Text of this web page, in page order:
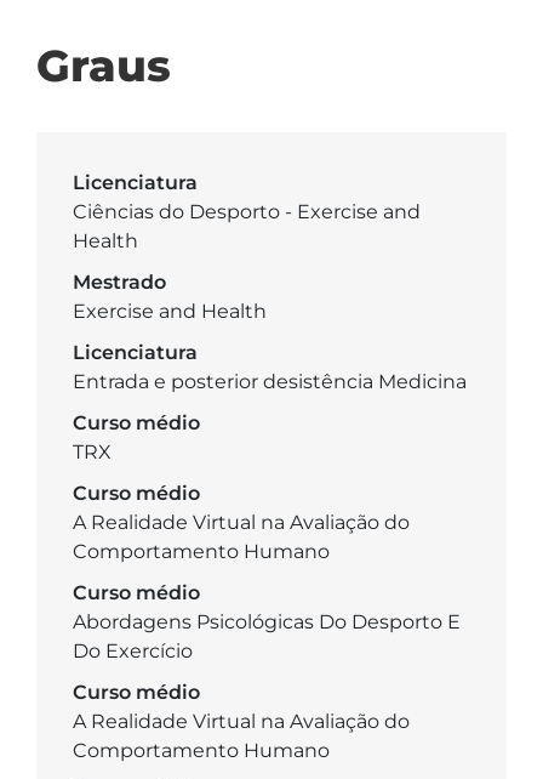
Graus
Licenciatura
Ciências do Desporto - Exercise and
Health
Mestrado
Exercise and Health
Licenciatura
Entrada e posterior desistência Medicina
Curso médio
TRX
Curso médio
A Realidade Virtual na Avaliação do
Comportamento Humano
Curso médio
Abordagens Psicológicas Do Desporto E
Do Exercício
Curso médio
A Realidade Virtual na Avaliação do
Comportamento Humano